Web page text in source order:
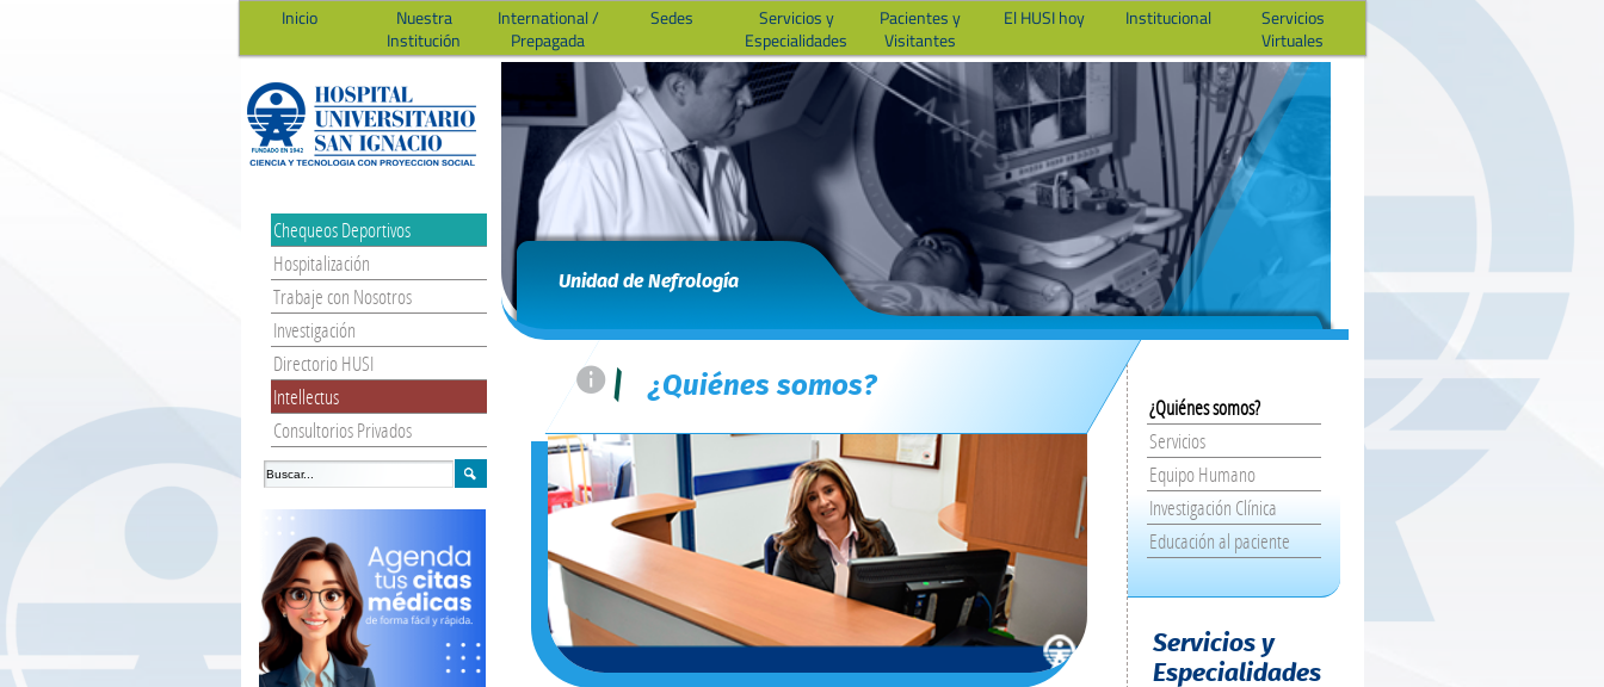
Inicio
Nuestra
Institución
International /
Prepagada
Sedes
Servicios y
Especialidades
Pacientes y
Visitantes
El HUSI hoy Institucional
Servicios
Virtuales
Chequeos Deportivos
Hospitalización
Trabaje con Nosotros
Investigación
Directorio HUSI
Intellectus
Consultorios Privados
Unidad de Nefrología
= | ¿Quiénes somos?
¿Quiénes somos?
Servicios
Equipo Humano
Investigación Clínica
Educación al paciente
Servicios y
Especialidades